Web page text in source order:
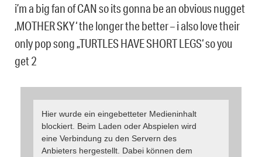
i’m a big fan of CAN so its gonna be an obvious nugget
‚MOTHER SKY‘ the longer the better – i also love their
only pop song „TURTLES HAVE SHORT LEGS‘ so you
get 2
Hier wurde ein eingebetteter Medieninhalt
blockiert. Beim Laden oder Abspielen wird
eine Verbindung zu den Servern des
Anbieters hergestellt. Dabei können dem